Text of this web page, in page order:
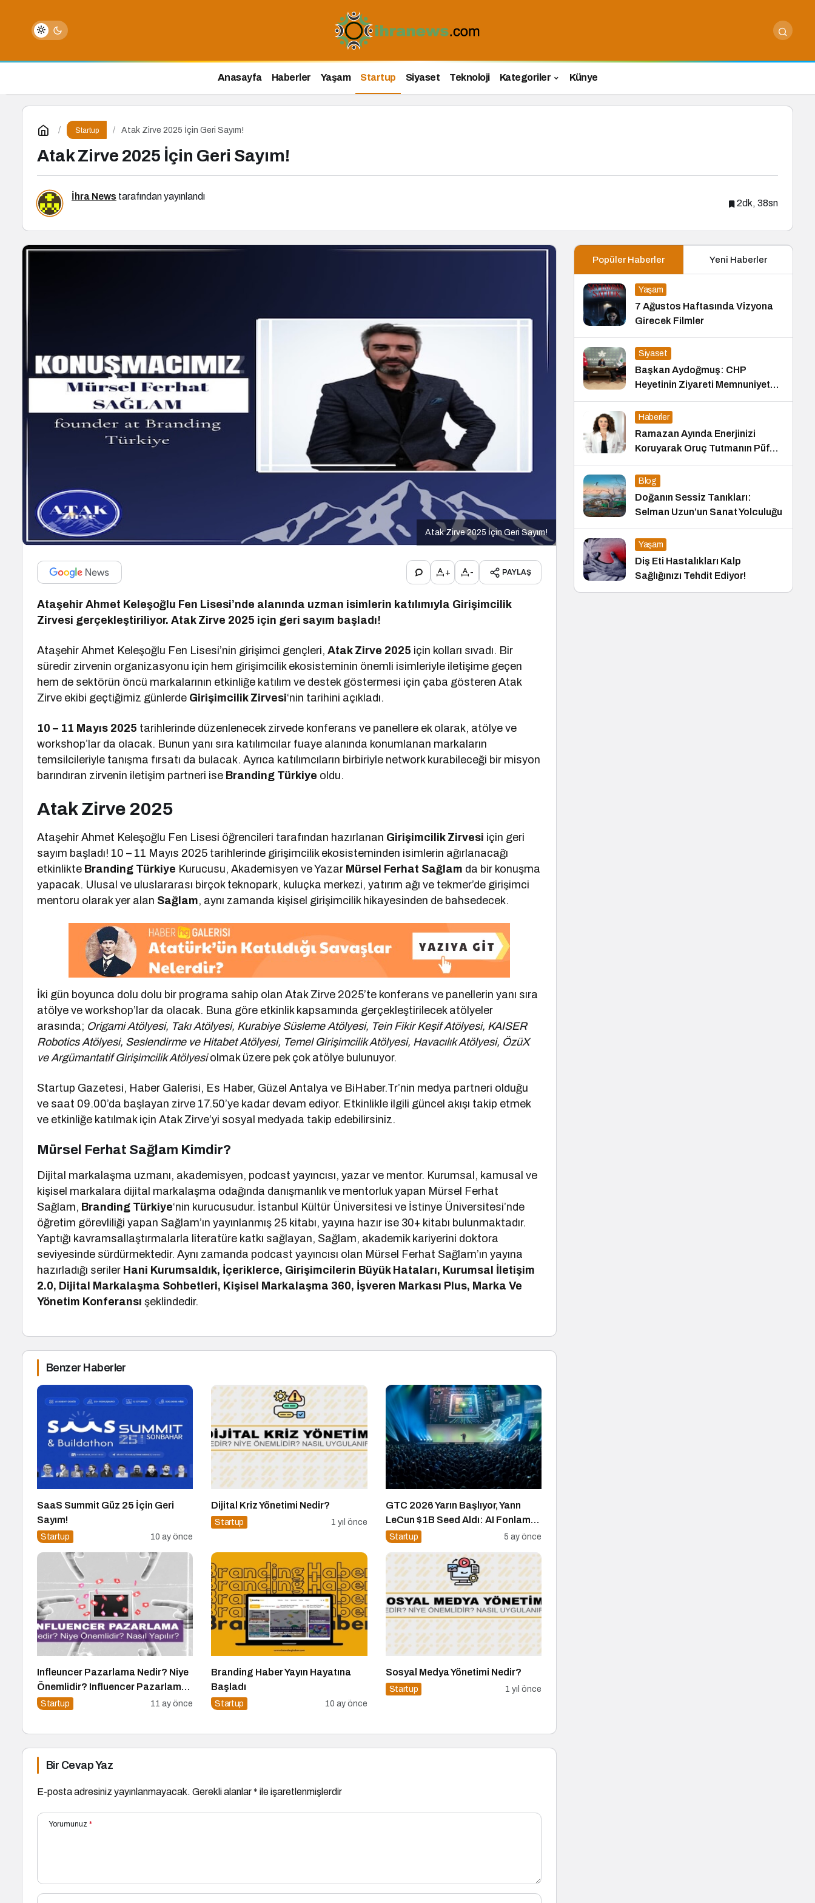
Anasayfa Haberler Yaşam Startup Siyaset Teknoloji Kategoriler Künye
Startup Atak Zirve 2025 İçin Geri Sayım!
Atak Zirve 2025 İçin Geri Sayım!
İhra News tarafından yayınlandı
2dk, 38sn
Atak Zirve 2025 İçin Geri Sayım!
+ - PAYLAŞ
Ataşehir Ahmet Keleşoğlu Fen Lisesi’nde alanında uzman isimlerin katılımıyla Girişimcilik
Zirvesi gerçekleştiriliyor. Atak Zirve 2025 için geri sayım başladı!
Ataşehir Ahmet Keleşoğlu Fen Lisesi’nin girişimci gençleri,Atak Zirve 2025 için kolları sıvadı. Bir
süredir zirvenin organizasyonu için hem girişimcilik ekosisteminin önemli isimleriyle iletişime geçen
hem de sektörün öncü markalarının etkinliğe katılım ve destek göstermesi için çaba gösteren Atak
Zirve ekibi geçtiğimiz günlerde Girişimcilik Zirvesi‘nin tarihini açıkladı.
10 – 11 Mayıs 2025 tarihlerinde düzenlenecek zirvede konferans ve panellere ek olarak, atölye ve
workshop’lar da olacak. Bunun yanı sıra katılımcılar fuaye alanında konumlanan markaların
temsilcileriyle tanışma fırsatı da bulacak. Ayrıca katılımcıların birbiriyle network kurabileceği bir misyon
barındıran zirvenin iletişim partneri ise Branding Türkiye oldu.
Atak Zirve 2025
Ataşehir Ahmet Keleşoğlu Fen Lisesi öğrencileri tarafından hazırlanan Girişimcilik Zirvesi için geri
sayım başladı! 10 – 11 Mayıs 2025 tarihlerinde girişimcilik ekosisteminden isimlerin ağırlanacağı
etkinlikte Branding Türkiye Kurucusu, Akademisyen ve Yazar Mürsel Ferhat Sağlam da bir konuşma
yapacak. Ulusal ve uluslararası birçok teknopark, kuluçka merkezi, yatırım ağı ve tekmer’de girişimci
mentoru olarak yer alan Sağlam, aynı zamanda kişisel girişimcilik hikayesinden de bahsedecek.
İki gün boyunca dolu dolu bir programa sahip olan Atak Zirve 2025’te konferans ve panellerin yanı sıra
atölye ve workshop’lar da olacak. Buna göre etkinlik kapsamında gerçekleştirilecek atölyeler
arasında; Origami Atölyesi, Takı Atölyesi, Kurabiye Süsleme Atölyesi, Tein Fikir Keşif Atölyesi, KAISER
Robotics Atölyesi, Seslendirme ve Hitabet Atölyesi, Temel Girişimcilik Atölyesi, Havacılık Atölyesi, ÖzüX
ve Argümantatif Girişimcilik Atölyesiolmak üzere pek çok atölye bulunuyor.
Startup Gazetesi, Haber Galerisi, Es Haber, Güzel Antalya ve BiHaber.Tr’nin medya partneri olduğu
ve saat 09.00’da başlayan zirve 17.50’ye kadar devam ediyor. Etkinlikle ilgili güncel akışı takip etmek
ve etkinliğe katılmak için Atak Zirve’yi sosyal medyada takip edebilirsiniz.
Mürsel Ferhat Sağlam Kimdir?
Dijital markalaşma uzmanı, akademisyen, podcast yayıncısı, yazar ve mentor. Kurumsal, kamusal ve
kişisel markalara dijital markalaşma odağında danışmanlık ve mentorluk yapan Mürsel Ferhat
Sağlam, Branding Türkiye‘nin kurucusudur. İstanbul Kültür Üniversitesi ve İstinye Üniversitesi’nde
öğretim görevliliği yapan Sağlam’ın yayınlanmış 25 kitabı, yayına hazır ise 30+ kitabı bulunmaktadır.
Yaptığı kavramsallaştırmalarla literatüre katkı sağlayan, Sağlam, akademik kariyerini doktora
seviyesinde sürdürmektedir. Aynı zamanda podcast yayıncısı olan Mürsel Ferhat Sağlam’ın yayına
hazırladığı seriler Hani Kurumsaldık, İçeriklerce, Girişimcilerin Büyük Hataları, Kurumsal İletişim
2.0, Dijital Markalaşma Sohbetleri, Kişisel Markalaşma 360, İşveren Markası Plus, Marka Ve
Yönetim Konferansı şeklindedir.
Benzer Haberler
SaaS Summit Güz 25 İçin Geri
Sayım!
Startup 10 ay önce
Dijital Kriz Yönetimi Nedir?
Startup 1 yıl önce
GTC 2026 Yarın Başlıyor, Yann
LeCun $1B Seed Aldı: AI Fonlama
Çılgınlığı
Startup 5 ay önce
Infleuncer Pazarlama Nedir? Niye
Önemlidir? Influencer Pazarlama
Nasıl Yapılır?
Startup 11 ay önce
Branding Haber Yayın Hayatına
Başladı
Startup 10 ay önce
Sosyal Medya Yönetimi Nedir?
Startup 1 yıl önce
Bir Cevap Yaz
E-posta adresiniz yayınlanmayacak. Gerekli alanlar* ile işaretlenmişlerdir
Yorumunuz *
Popüler Haberler Yeni Haberler
Yaşam
7 Ağustos Haftasında Vizyona
Girecek Filmler
Siyaset
Başkan Aydoğmuş: CHP
Heyetinin Ziyareti Memnuniyet
Verici
Haberler
Ramazan Ayında Enerjinizi
Koruyarak Oruç Tutmanın Püf
Noktaları
Blog
Doğanın Sessiz Tanıkları:
Selman Uzun’un Sanat Yolculuğu
Yaşam
Diş Eti Hastalıkları Kalp
Sağlığınızı Tehdit Ediyor!